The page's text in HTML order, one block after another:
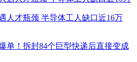
人才瓶颈 半导体工人缺口近16万